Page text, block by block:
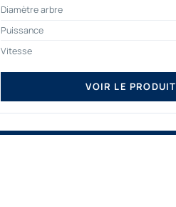
Diamètre arbre
Puissance
Vitesse
VOIR LE PRODUIT